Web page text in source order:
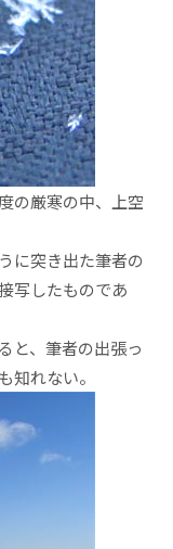
の厳寒の中、上空
に突き出た筆者の
写したものであ
と、筆者の出張っ
知れない。